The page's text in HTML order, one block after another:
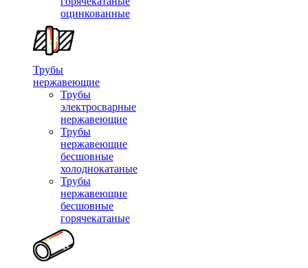
оцинкованные
Трубы
нержавеющие
Трубы
электросварные
нержавеющие
Трубы
нержавеющие
бесшовные
холоднокатаные
Трубы
нержавеющие
бесшовные
горячекатаные